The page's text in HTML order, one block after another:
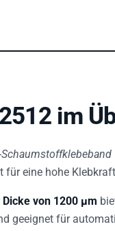
im
für eine hohe
Dicke von 1200 µm
geeignet für